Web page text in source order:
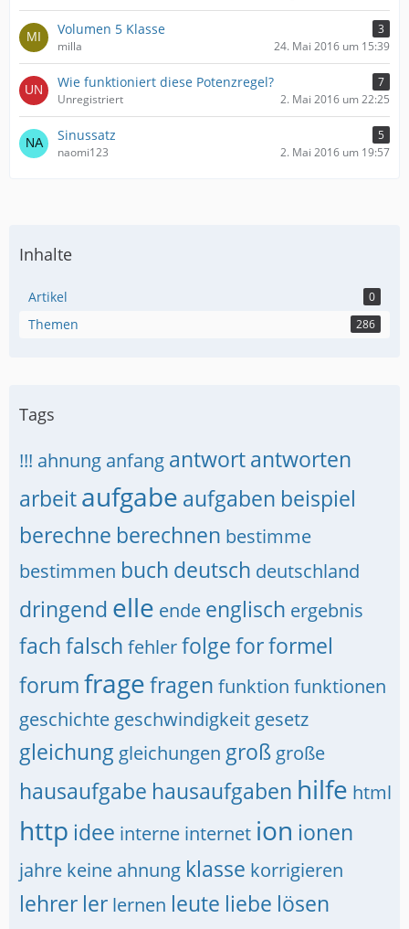
Volumen 5 Klasse
3
milla
24. Mai 2016 um 15:39
Wie funktioniert diese Potenzregel?
7
Unregistriert
2. Mai 2016 um 22:25
Sinussatz
5
naomi123
2. Mai 2016 um 19:57
Inhalte
Artikel 0
Themen 286
Tags
!!! ahnung anfang antwortantworten
arbeitaufgabe aufgaben beispiel
berechne berechnen bestimme
bestimmen buch deutsch deutschland
dringend elle ende englisch ergebnis
fachfalsch fehlerfolgeforformel
forumfragefragen funktion funktionen
geschichte geschwindigkeit gesetz
gleichung gleichungen groß große
hausaufgabe hausaufgaben hilfe html
http idee interne internet ion ionen
jahre keine ahnung klasse korrigieren
lehrer ler lernen leute liebe lösen